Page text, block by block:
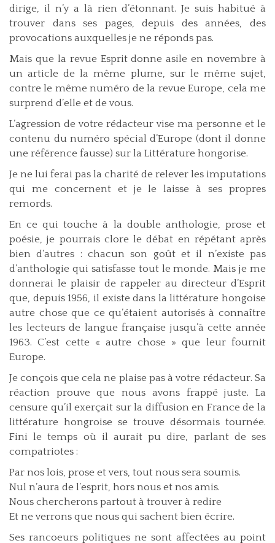
dirige, il n’y a là rien d’étonnant. Je suis habitué à
trouver dans ses pages, depuis des années, des
provocations auxquelles je ne réponds pas.
Mais que la revue Esprit donne asile en novembre à
un article de la même plume, sur le même sujet,
contre le même numéro de la revue Europe, cela me
surprend d’elle et de vous.
L’agression de votre rédacteur vise ma personne et le
contenu du numéro spécial d’Europe (dont il donne
une référence fausse) sur la Littérature hongorise.
Je ne lui ferai pas la charité de relever les imputations
qui me concernent et je le laisse à ses propres
remords.
En ce qui touche à la double anthologie, prose et
poésie, je pourrais clore le débat en répétant après
bien d’autres : chacun son goût et il n’existe pas
d’anthologie qui satisfasse tout le monde. Mais je me
donnerai le plaisir de rappeler au directeur d’Esprit
que, depuis 1956, il existe dans la littérature hongoise
autre chose que ce qu’étaient autorisés à connaître
les lecteurs de langue française jusqu’à cette année
1963. C’est cette « autre chose » que leur fournit
Europe.
Je conçois que cela ne plaise pas à votre rédacteur. Sa
réaction prouve que nous avons frappé juste. La
censure qu’il exerçait sur la diffusion en France de la
littérature hongroise se trouve désormais tournée.
Fini le temps où il aurait pu dire, parlant de ses
compatriotes :
Par nos lois, prose et vers, tout nous sera soumis.
Nul n’aura de l’esprit, hors nous et nos amis.
Nous chercherons partout à trouver à redire
Et ne verrons que nous qui sachent bien écrire.
Ses rancoeurs politiques ne sont affectées au point